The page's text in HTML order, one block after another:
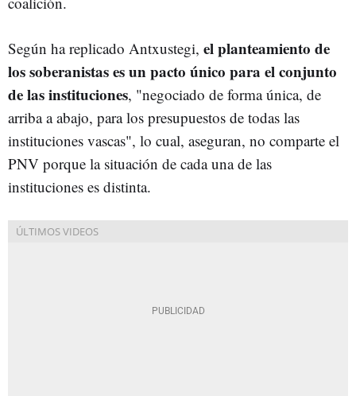
Según ha replicado Antxustegi, el planteamiento de
los soberanistas es un pacto único para el conjunto
de las instituciones, "negociado de forma única, de
arriba a abajo, para los presupuestos de todas las
instituciones vascas", lo cual, aseguran, no comparte el
PNV porque la situación de cada una de las
instituciones es distinta.